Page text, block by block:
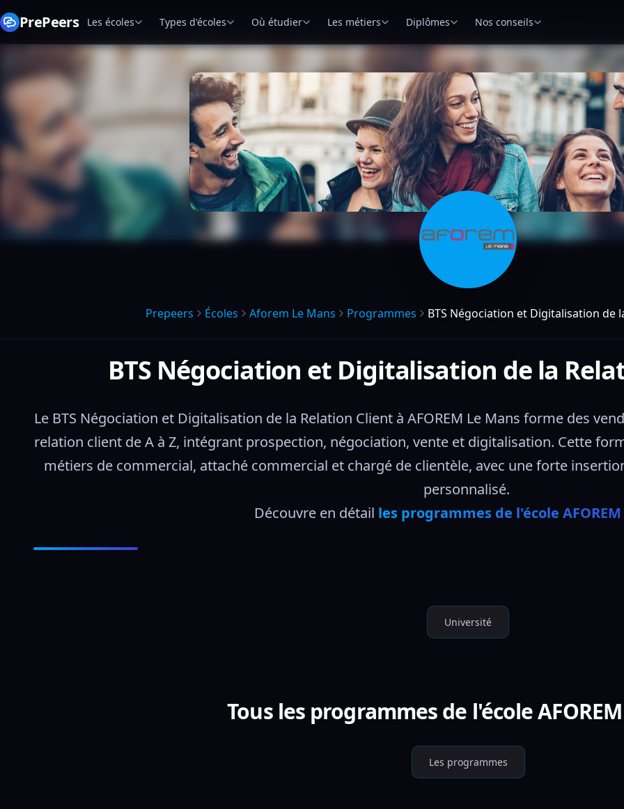
PrePeers Les écoles Types d'écoles Où étudier Les métiers Diplômes Nos conseils
Prepeers Écoles Aforem Le Mans Programmes BTS Négociation et Digitalisation de
BTS Négociation et Digitalisation de la
Le BTS Négociation et Digitalisation de la Relation Client à AFOREM Le Mans forme des
relation client de A à Z, intégrant prospection, négociation, vente et digitalisation. Cette
métiers de commercial, attaché commercial et chargé de clientèle, avec une forte
personnalisé.
Découvre en détail les programmes de l'école
Université
Tous les programmes de l'école
Les programmes